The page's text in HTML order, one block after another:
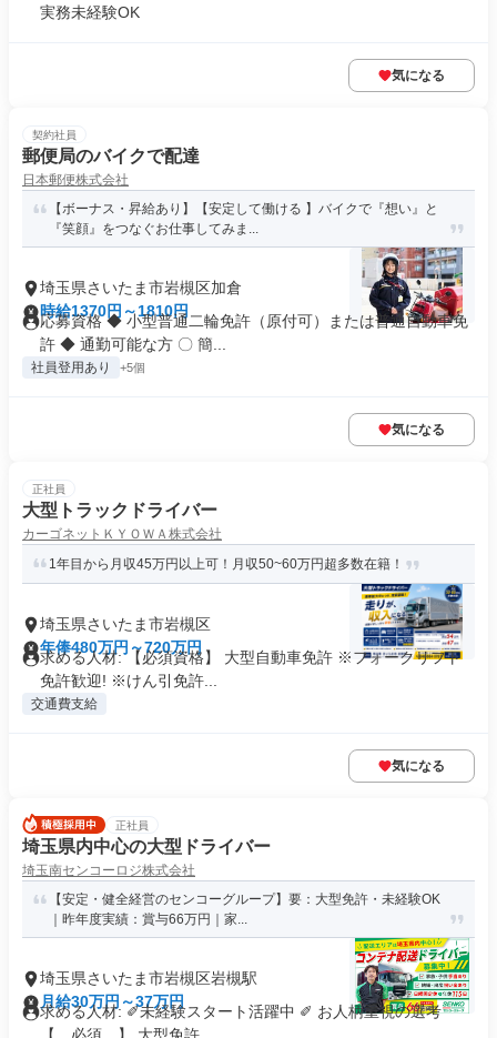
実務未経験OK
気になる
契約社員
郵便局のバイクで配達
日本郵便株式会社
【ボーナス・昇給あり】【安定して働ける 】バイクで『想い』と
『笑顔』をつなぐお仕事してみま...
埼玉県さいたま市岩槻区加倉
時給1370円～1810円
応募資格 ◆ 小型普通二輪免許（原付可）または普通自動車免
許 ◆ 通勤可能な方 〇 簡...
社員登用あり +5個
気になる
正社員
大型トラックドライバー
カーゴネットＫＹＯＷＡ株式会社
1年目から月収45万円以上可！月収50~60万円超多数在籍！
埼玉県さいたま市岩槻区
年俸480万円～720万円
求める人材: 【必須資格】 大型自動車免許 ※フォークリフト
免許歓迎! ※けん引免許...
交通費支給
気になる
正社員
埼玉県内中心の大型ドライバー
埼玉南センコーロジ株式会社
【安定・健全経営のセンコーグループ】要：大型免許・未経験OK
｜昨年度実績：賞与66万円｜家...
埼玉県さいたま市岩槻区岩槻駅
月給30万円～37万円
求める人材: ✐未経験スタート活躍中 ✐ お人柄重視の選考